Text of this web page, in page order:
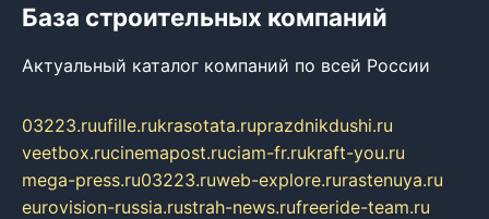
База строительных компаний
Актуальный каталог компаний по всей России
03223.ruufille.rukrasotata.ruprazdnikdushi.ru
veetbox.rucinemapost.ruciam-fr.rukraft-you.ru
mega-press.ru03223.ruweb-explore.rurastenuya.ru
eurovision-russia.rustrah-news.rufreeride-team.ru